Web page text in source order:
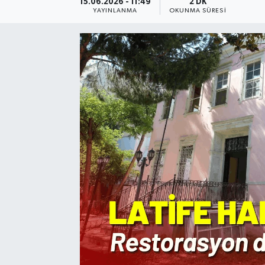
15.06.2026 - 11:49
YAYINLANMA
2 DK
OKUNMA SÜRESI
Röportajlar